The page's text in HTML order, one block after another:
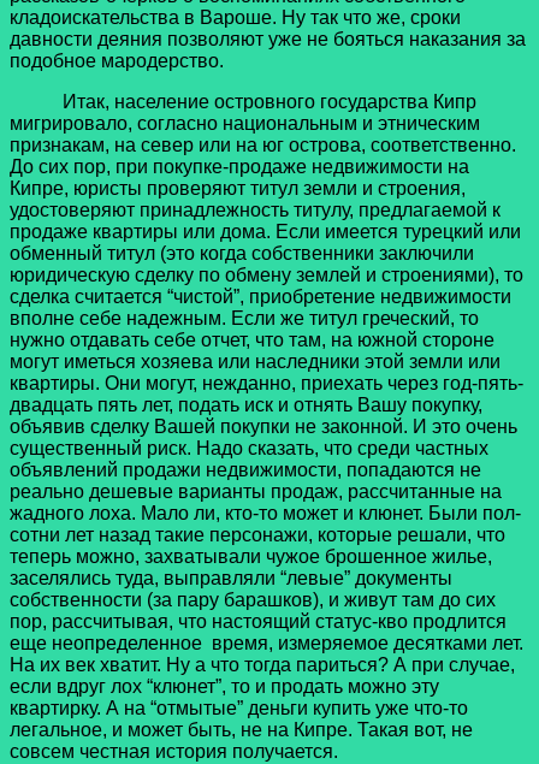
кладоискательства в Вароше. Ну так что же, сроки
давности деяния позволяют уже не бояться наказания за
подобное мародерство.
Итак, население островного государства Кипр
мигрировало, согласно национальным и этническим
признакам, на север или на юг острова, соответственно.
До сих пор, при покупке-продаже недвижимости на
Кипре, юристы проверяют титул земли и строения,
удостоверяют принадлежность титулу, предлагаемой к
продаже квартиры или дома. Если имеется турецкий или
обменный титул (это когда собственники заключили
юридическую сделку по обмену землей и строениями), то
сделка считается “чистой”, приобретение недвижимости
вполне себе надежным. Если же титул греческий, то
нужно отдавать себе отчет, что там, на южной стороне
могут иметься хозяева или наследники этой земли или
квартиры. Они могут, нежданно, приехать через год-пять-
двадцать пять лет, подать иск и отнять Вашу покупку,
объявив сделку Вашей покупки не законной. И это очень
существенный риск. Надо сказать, что среди частных
объявлений продажи недвижимости, попадаются не
реально дешевые варианты продаж, рассчитанные на
жадного лоха. Мало ли, кто-то может и клюнет. Были пол-
сотни лет назад такие персонажи, которые решали, что
теперь можно, захватывали чужое брошенное жилье,
заселялись туда, выправляли “левые” документы
собственности (за пару барашков), и живут там до сих
пор, рассчитывая, что настоящий статус-кво продлится
еще неопределенное время, измеряемое десятками лет.
На их век хватит. Ну а что тогда париться? А при случае,
если вдруг лох “клюнет”, то и продать можно эту
квартирку. А на “отмытые” деньги купить уже что-то
легальное, и может быть, не на Кипре. Такая вот, не
совсем честная история получается.